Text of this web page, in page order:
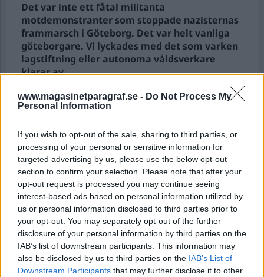
www.magasinetparagraf.se - Do Not Process My
Personal Information
If you wish to opt-out of the sale, sharing to third parties, or
processing of your personal or sensitive information for
targeted advertising by us, please use the below opt-out
section to confirm your selection. Please note that after your
opt-out request is processed you may continue seeing
interest-based ads based on personal information utilized by
us or personal information disclosed to third parties prior to
your opt-out. You may separately opt-out of the further
disclosure of your personal information by third parties on the
IAB’s list of downstream participants. This information may
also be disclosed by us to third parties on the IAB’s List of
Downstream Participants that may further disclose it to other
Det var inte ett fåtal militanta
motdemonstranter som stoppade nazisternas
frammarsch i Göteborg. Det var helt vanliga
göteborgare. Vi lyckades med det som varken
lagstiftning eller autonoma våldsverkare
klarar av.
På Heden i Göteborg och gatorna runt omkring
och ...
Börja prenumerera för att läsa detta innehåll.
Starta din prenumerationhär
Eller logga in på ditt konto nedan: